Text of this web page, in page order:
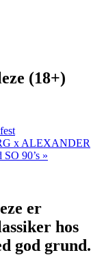
(18+)
x ALEXANDER
90’s »
er
hos
god grund.